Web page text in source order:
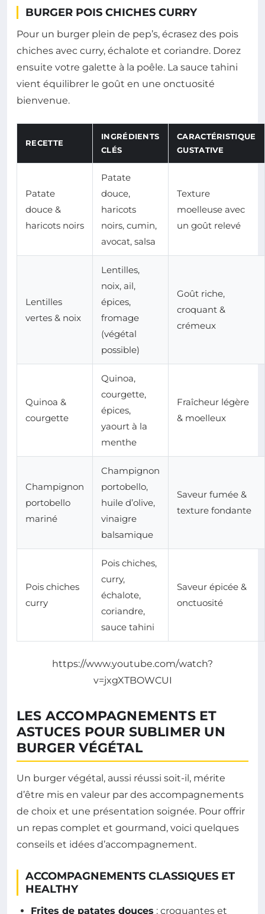
BURGER POIS CHICHES CURRY
Pour un burger plein de pep’s, écrasez des pois
chiches avec curry, échalote et coriandre. Dorez
ensuite votre galette à la poêle. La sauce tahini
vient équilibrer le goût en une onctuosité
bienvenue.
RECETTE
INGRÉDIENTS
CLÉS
CARACTÉRISTIQUE
GUSTATIVE
Patate
douce &
haricots noirs
Patate
douce,
haricots
noirs, cumin,
avocat, salsa
Texture
moelleuse avec
un goût relevé
Lentilles
vertes & noix
Lentilles,
noix, ail,
épices,
fromage
(végétal
possible)
Goût riche,
croquant &
crémeux
Quinoa &
courgette
Quinoa,
courgette,
épices,
yaourt à la
menthe
Fraîcheur légère
& moelleux
Champignon
portobello
mariné
Champignon
portobello,
huile d’olive,
vinaigre
balsamique
Saveur fumée &
texture fondante
Pois chiches
curry
Pois chiches,
curry,
échalote,
coriandre,
sauce tahini
Saveur épicée &
onctuosité
https://www.youtube.com/watch?
v=jxgXTBOWCUI
LES ACCOMPAGNEMENTS ET
ASTUCES POUR SUBLIMER UN
BURGER VÉGÉTAL
Un burger végétal, aussi réussi soit-il, mérite
d’être mis en valeur par des accompagnements
de choix et une présentation soignée. Pour offrir
un repas complet et gourmand, voici quelques
conseils et idées d’accompagnement.
ACCOMPAGNEMENTS CLASSIQUES ET
HEALTHY
Frites de patates douces : croquantes et